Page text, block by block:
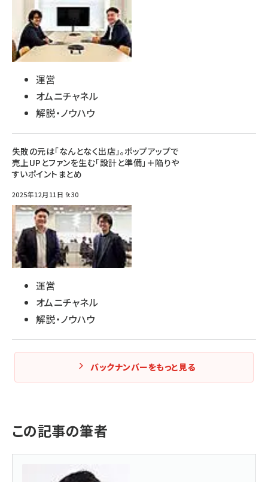
運営
オムニチャネル
解説・ノウハウ
失敗の元は「なんとなく出店」。ポップアップで
売上UPとファンを生む「設計と準備」＋陥りや
すいポイントまとめ
2025年12月11日 9:30
運営
オムニチャネル
解説・ノウハウ
バックナンバーをもっと見る
この記事の筆者